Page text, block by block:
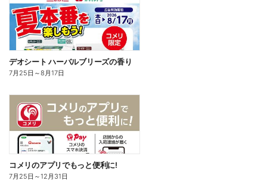
デオシート ハーバルブリーズの香り
7月25日 ～8月17日
コメリのアプリでもっと便利に!
7月25日 ～12月31日